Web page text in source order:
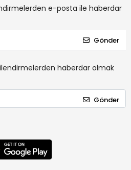
e-posta ile haberdar
Gönder
haberdar olmak
Gönder